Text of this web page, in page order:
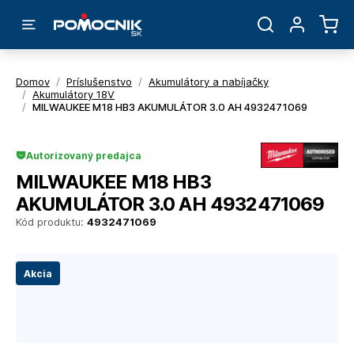
Domov / Príslušenstvo / Akumulátory a nabíjačky
/ Akumulátory 18V
/ MILWAUKEE M18 HB3 AKUMULÁTOR 3.0 AH 4932471069
Akcia
Kód produktu: 4932471069
Autorizovaný predajca
MILWAUKEE M18 HB3
AKUMULÁTOR 3.0 AH 4932471069